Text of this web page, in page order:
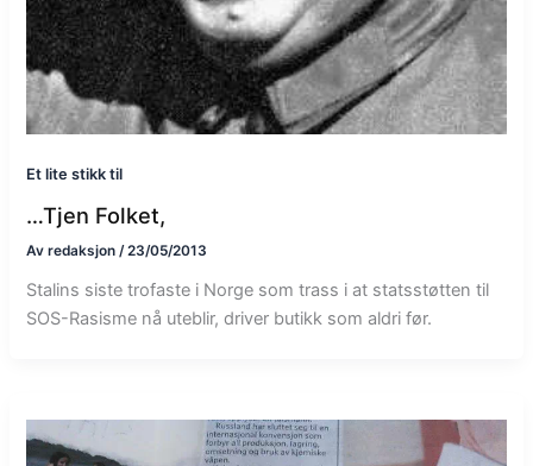
Et lite stikk til
…Tjen Folket,
Av redaksjon/23/05/2013
Stalins siste trofaste i Norge som trass i at statsstøtten til
SOS-Rasisme nå uteblir, driver butikk som aldri før.